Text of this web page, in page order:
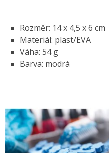
Rozměr: 14 x 4,5 x 6 cm
Materiál: plast/EVA
Váha: 54 g
Barva: modrá